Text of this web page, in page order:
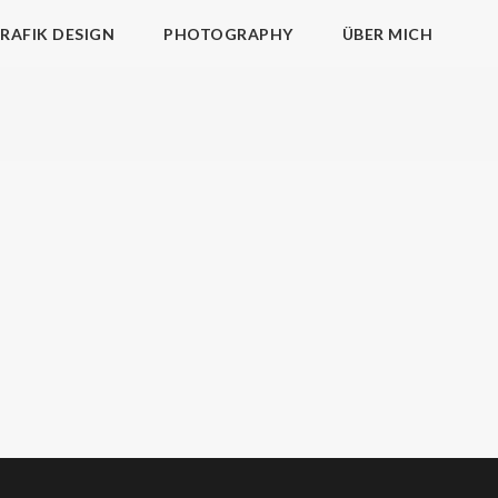
DESIGN PHOTOGRAPHY ÜBER MICH